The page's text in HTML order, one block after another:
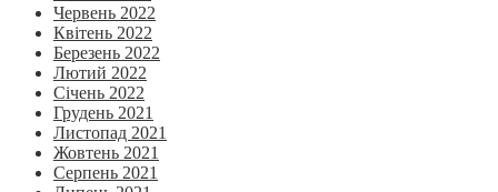
Червень 2022
Квітень 2022
Березень 2022
Лютий 2022
Січень 2022
Грудень 2021
Листопад 2021
Жовтень 2021
Серпень 2021